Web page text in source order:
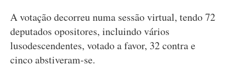
A votação decorreu numa sessão virtual, tendo 72
deputados opositores, incluindo vários
lusodescendentes, votado a favor, 32 contra e
cinco abstiveram-se.